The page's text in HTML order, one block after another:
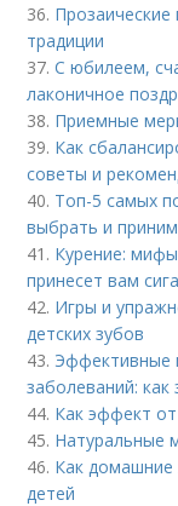
36.
традиции
37.С юбилеем,
лаконичное
38. Приемные
39. Как
советы и
40. Топ-5 самых
выбрать и
41. Курение:
принесет вам
42. Игры и
детских зубов
43. Эффективные
заболеваний:
44. Как эффект
45. Натуральные
46. Как домашние
детей